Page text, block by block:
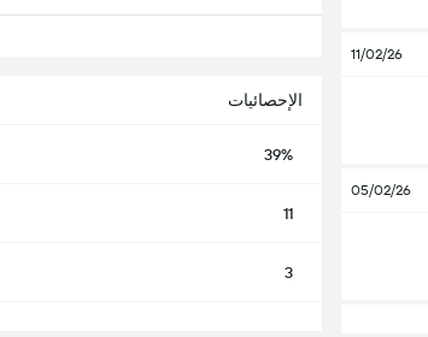
11/02/26
05/02/26
الإحصائيات
39%
11
3